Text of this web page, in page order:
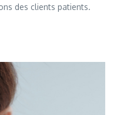
des clients patients.